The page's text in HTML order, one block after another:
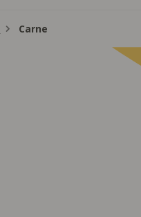
Carne